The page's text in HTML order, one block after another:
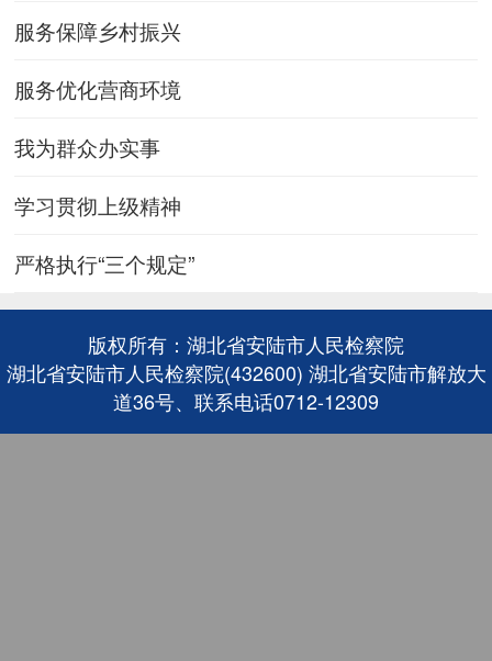
服务保障乡村振兴
服务优化营商环境
我为群众办实事
学习贯彻上级精神
严格执行“三个规定”
版权所有：湖北省安陆市人民检察院
湖北省安陆市人民检察院(432600) 湖北省安陆市解放大
道36号、联系电话0712-12309